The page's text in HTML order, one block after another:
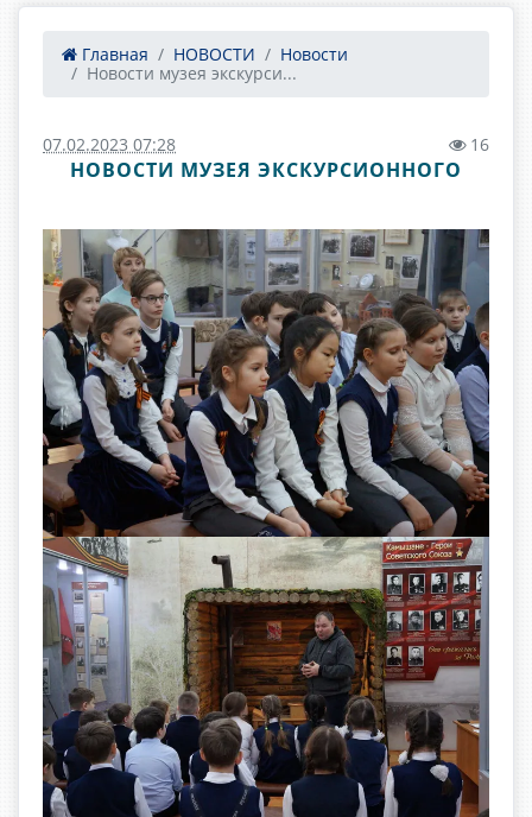
Главная НОВОСТИ
Новости
Новости музея экскурси...
07.02.2023 07:28 16
НОВОСТИ МУЗЕЯ ЭКСКУРСИОННОГО